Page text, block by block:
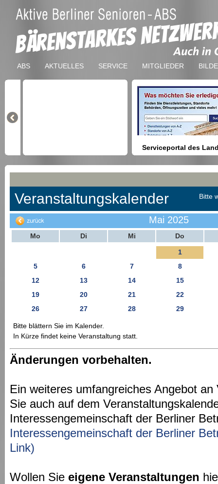
ABS AKTUELLES SERVICE MITGLIEDER
Serviceportal des
Berlin
Anmeldung bei Ämtern usw.
Veranstaltungskalender Bitte
Mai 2025
Mo Di Mi Do
1
5
6 7
8
12
13 14
15
19
20 21
22
26
27 28 29
Bitte blättern Sie im Kalender.
In Kürze findet keine Veranstaltung statt.
Änderungen vorbehalten.
Ein weiteres umfangreiches Angebot
Sie auch auf dem
Interessengemeinschaft der Berliner
Interessengemeinschaft der Berliner
Link)
Wollen Sie eigene Veranstaltungen